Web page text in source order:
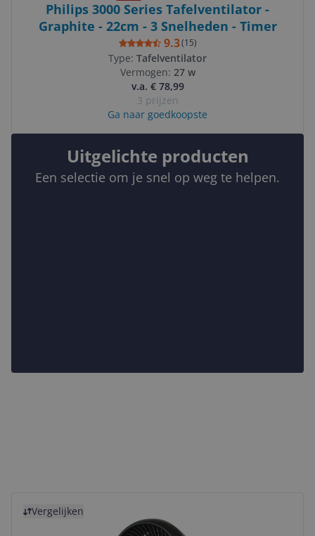
Philips 3000 Series Tafelventilator -
Graphite - 22cm - 3 Snelheden - Timer
9.3(15)
Type: Tafelventilator
Vermogen: 27 w
v.a. € 78,99
3 prijzen
Ga naar goedkoopste
Uitgelichte producten
Een selectie om je snel op weg te helpen.
Vergelijken